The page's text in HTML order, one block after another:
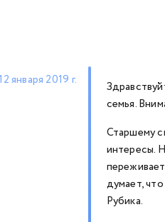
12 января 2019 г.
семья.
Старшему
интересы.
думает,
Рубика.